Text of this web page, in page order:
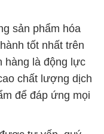
sản phẩm hóa
tốt nhất trên
hàng là động lực
chất lượng dịch
để đáp ứng mọi